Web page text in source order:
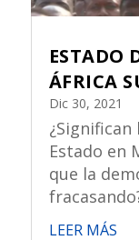
ESTADO
ÁFRICA
Dic 30, 2021
Estado en
que la
LEER MÁS